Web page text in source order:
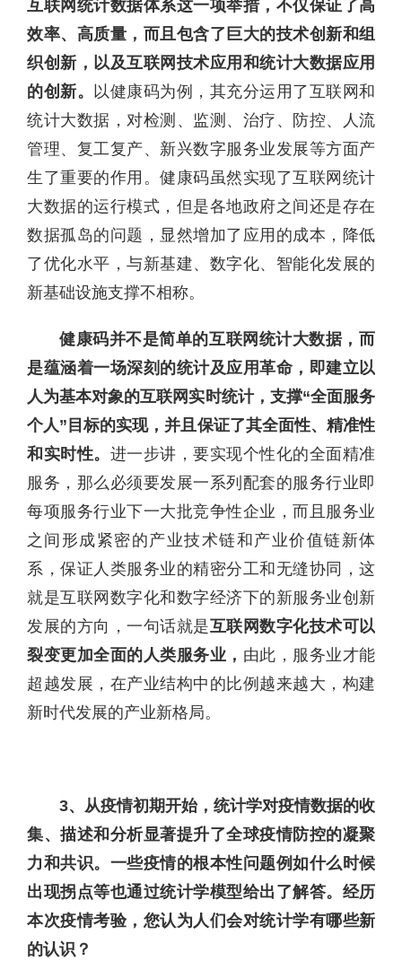
互联网统计数据体系这一项举措，不仅保证了高
效率、高质量，而且包含了巨大的技术创新和组
织创新，以及互联网技术应用和统计大数据应用
的创新。
以健康码为例，其充分运用了互联网和
统计大数据，对检测、监测、治疗、防控、人流
管理、复工复产、新兴数字服务业发展等方面产
生了重要的作用。健康码虽然实现了互联网统计
大数据的运行模式，但是各地政府之间还是存在
数据孤岛的问题，显然增加了应用的成本，降低
了优化水平，与新基建、数字化、智能化发展的
新基础设施支撑不相称。
健康码并不是简单的互联网统计大数据，而
是蕴涵着一场深刻的统计及应用革命，即建立以
人为基本对象的互联网实时统计，支撑“全面服务
个人”目标的实现，并且保证了其全面性、精准性
和实时性。 进一步讲，要实现个性化的全面精准
服务，那么必须要发展一系列配套的服务行业即
每项服务行业下一大批竞争性企业，而且服务业
之间形成紧密的产业技术链和产业价值链新体
系，保证人类服务业的精密分工和无缝协同，这
就是互联网数字化和数字经济下的新服务业创新
发展的方向，一句话就是互联网数字化技术可以
裂变更加全面的人类服务业， 由此，服务业才能
超越发展，在产业结构中的比例越来越大，构建
新时代发展的产业新格局。
3、从疫情初期开始，统计学对疫情数据的收
集、描述和分析显著提升了全球疫情防控的凝聚
力和共识。一些疫情的根本性问题例如什么时候
出现拐点等也通过统计学模型给出了解答。经历
本次疫情考验，您认为人们会对统计学有哪些新
的认识？